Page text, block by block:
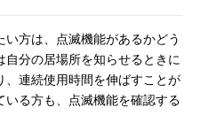
方は、点滅機能があるかどう
分の居場所を知らせるときに
連続使用時間を伸ばすことが
る方も、点滅機能を確認する